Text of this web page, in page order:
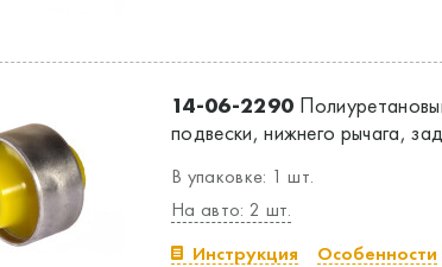
14-06-2290
подвески, нижнего рычага,
В упаковке: 1 шт.
На авто: 2 шт.
Инструкция
Особенности